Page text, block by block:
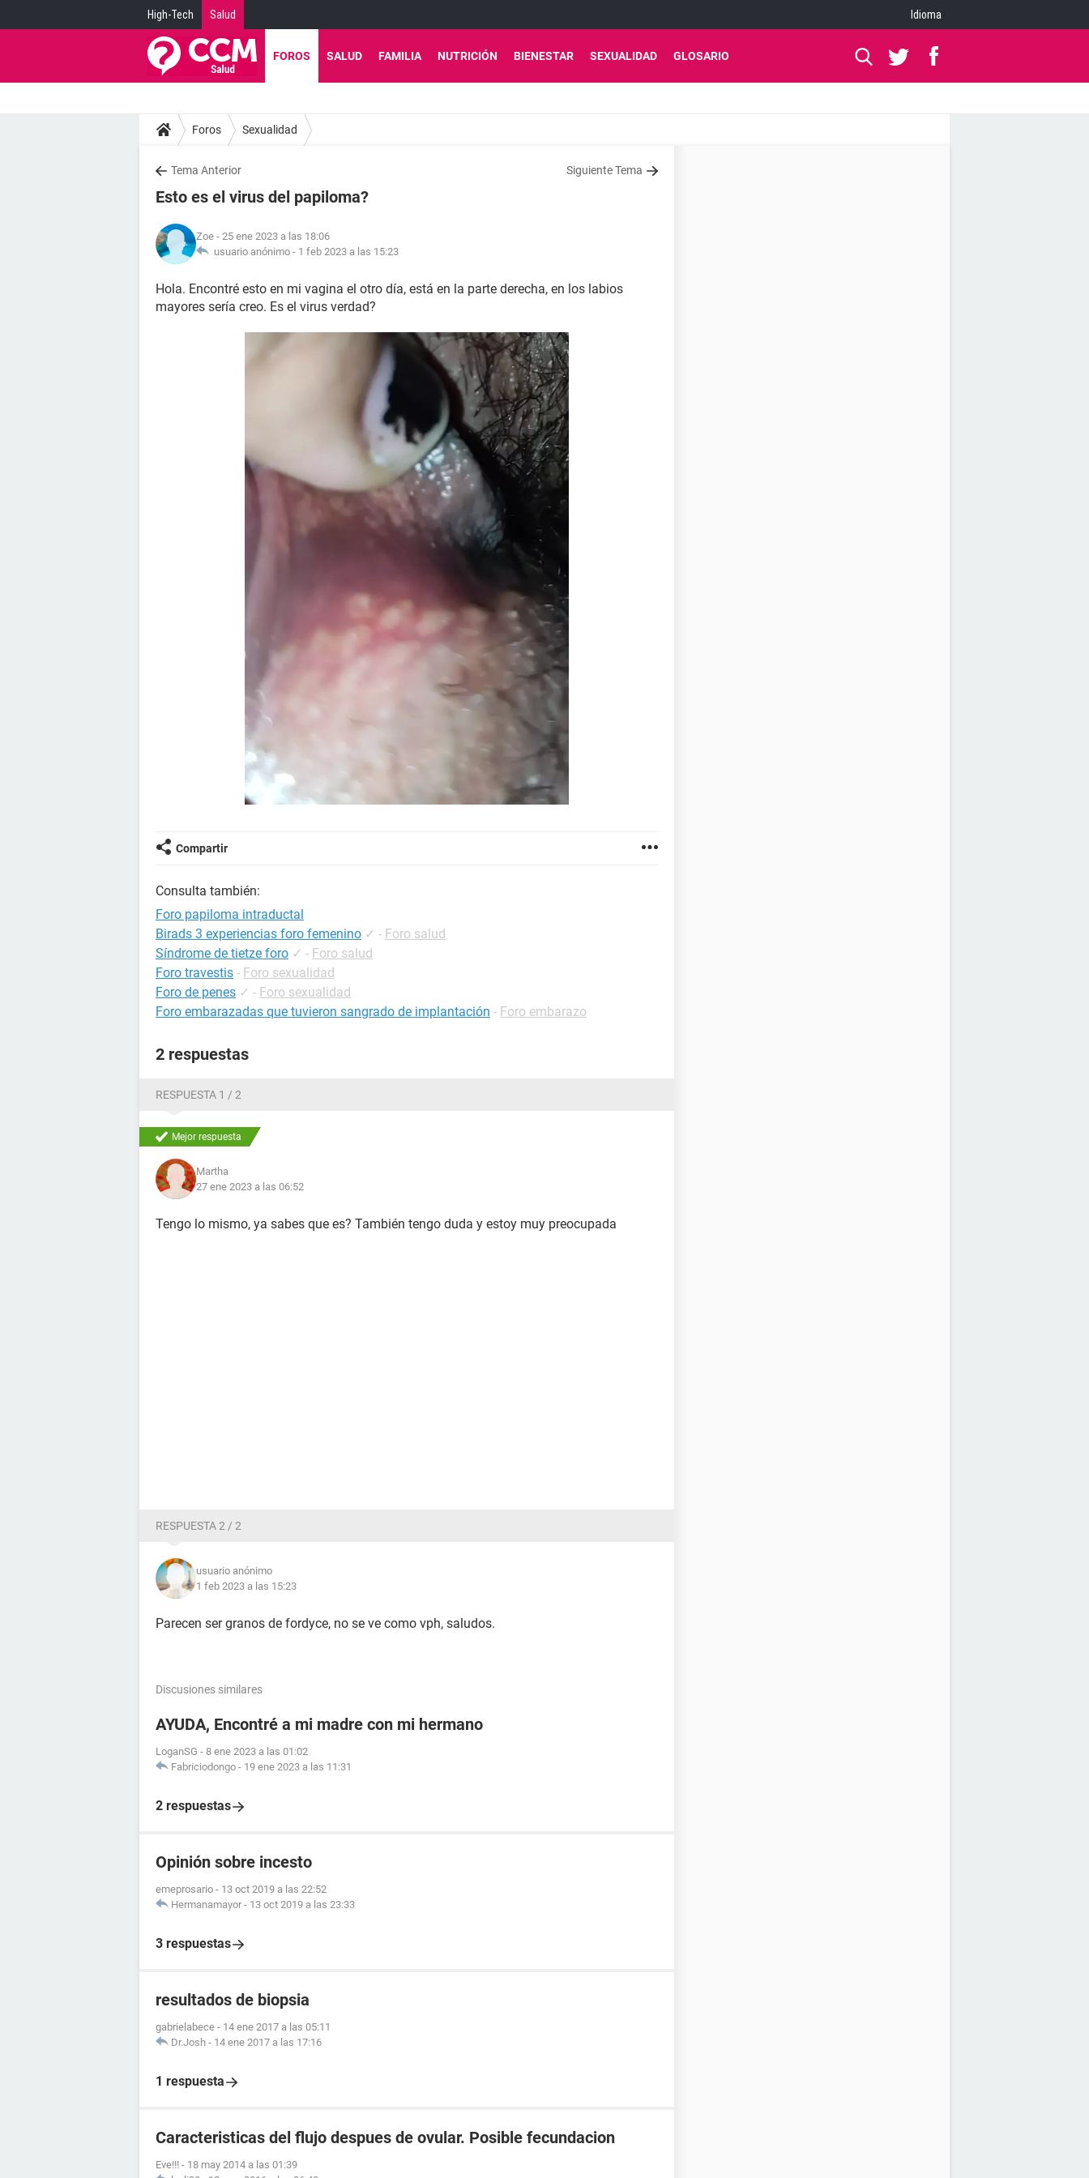
High-Tech Salud Idioma
FOROS SALUD FAMILIA NUTRICIÓN BIENESTAR SEXUALIDAD GLOSARIO
Foros Sexualidad
Tema Anterior Siguiente Tema
Esto es el virus del papiloma?
Zoe - 25 ene 2023 a las 18:06
usuario anónimo - 1 feb 2023 a las 15:23
Hola. Encontré esto en mi vagina el otro día, está en la parte derecha, en los labios
mayores sería creo. Es el virus verdad?
Compartir
Consulta también:
Foro papiloma intraductal
Birads 3 experiencias foro femenino ✓ - Foro salud
Síndrome de tietze foro ✓ - Foro salud
Foro travestis - Foro sexualidad
Foro de penes ✓ - Foro sexualidad
Foro embarazadas que tuvieron sangrado de implantación - Foro embarazo
2 respuestas
RESPUESTA 1 / 2
Mejor respuesta
Martha
27 ene 2023 a las 06:52
Tengo lo mismo, ya sabes que es? También tengo duda y estoy muy preocupada
RESPUESTA 2 / 2
usuario anónimo
1 feb 2023 a las 15:23
Parecen ser granos de fordyce, no se ve como vph, saludos.
Discusiones similares
AYUDA, Encontré a mi madre con mi hermano
LoganSG - 8 ene 2023 a las 01:02
Fabriciodongo - 19 ene 2023 a las 11:31
2 respuestas
Opinión sobre incesto
emeprosario - 13 oct 2019 a las 22:52
Hermanamayor - 13 oct 2019 a las 23:33
3 respuestas
resultados de biopsia
gabrielabece - 14 ene 2017 a las 05:11
Dr.Josh - 14 ene 2017 a las 17:16
1 respuesta
Caracteristicas del flujo despues de ovular. Posible fecundacion
Eve!!! - 18 may 2014 a las 01:39